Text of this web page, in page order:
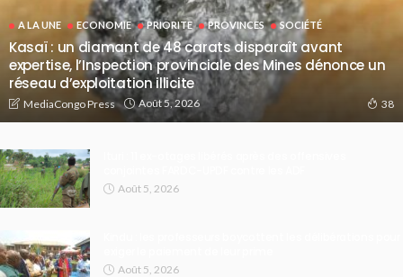
A LA UNE ECONOMIE PRIORITE PROVINCES SOCIÉTÉ
Kasaï : un diamant de 48 carats disparaît avant
expertise, l’Inspection provinciale des Mines dénonce un
réseau d’exploitation illicite
MediaCongo Press Août 5, 2026 38
Août 5, 2026
Août 5, 2026